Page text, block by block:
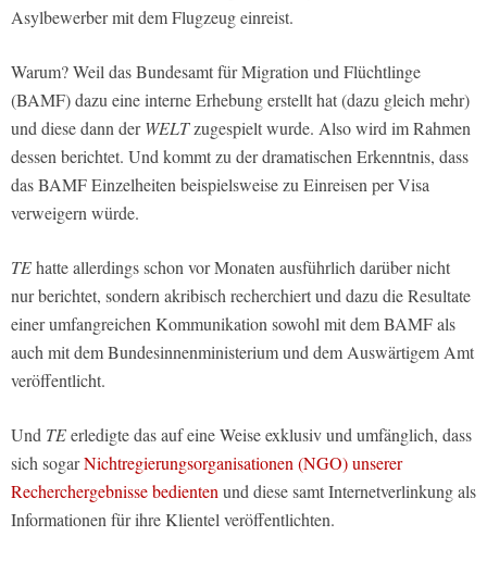
Asylbewerber mit dem Flugzeug einreist.
Warum? Weil das Bundesamt für Migration und Flüchtlinge
(BAMF) dazu eine interne Erhebung erstellt hat (dazu gleich mehr)
und diese dann derWELTzugespielt wurde. Also wird im Rahmen
dessen berichtet. Und kommt zu der dramatischen Erkenntnis, dass
das BAMF Einzelheiten beispielsweise zu Einreisen per Visa
verweigern würde.
TEhatte allerdings schon vor Monaten ausführlich darüber nicht
nur berichtet, sondern akribisch recherchiert und dazu die Resultate
einer umfangreichen Kommunikation sowohl mit dem BAMF als
auch mit dem Bundesinnenministerium und dem Auswärtigem Amt
veröffentlicht.
Und TEerledigte das auf eine Weise exklusiv und umfänglich, dass
sich sogarNichtregierungsorganisationen (NGO) unserer
Recherchergebnisse bedientenund diese samt Internetverlinkung als
Informationen für ihre Klientel veröffentlichten.